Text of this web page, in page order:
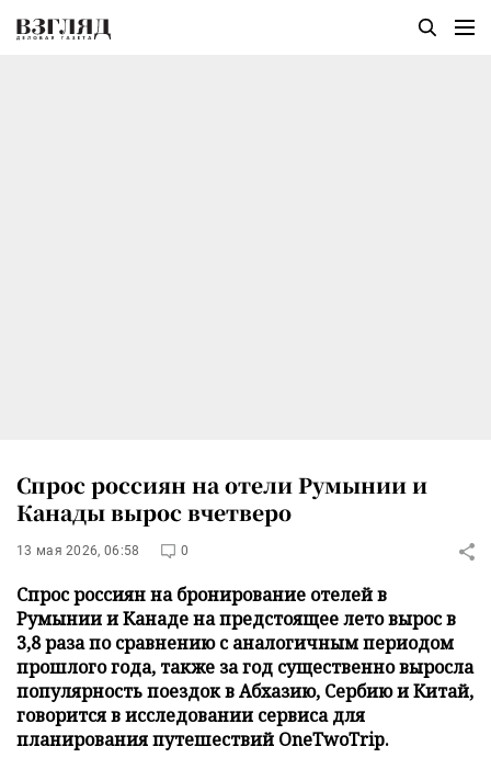
Спрос россиян на отели Румынии и
Канады вырос вчетверо
13 мая 2026, 06:58 0
Спрос россиян на бронирование отелей в
Румынии и Канаде на предстоящее лето вырос в
3,8 раза по сравнению с аналогичным периодом
прошлого года, также за год существенно выросла
популярность поездок в Абхазию, Сербию и Китай,
говорится в исследовании сервиса для
планирования путешествий OneTwoTrip.